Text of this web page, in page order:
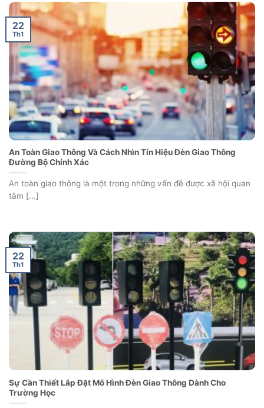
An Toàn Giao Thông Và Cách Nhìn Tín Hiệu Đèn Giao Thông
Đường Bộ Chính Xác
An toàn giao thông là một trong những vấn đề được xã hội quan
tâm [...]
22
Th1
Sự Cần Thiết Lắp Đặt Mô Hình Đèn Giao Thông Dành Cho
Trường Học
22
Th1